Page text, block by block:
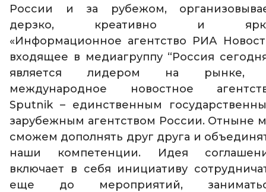
России и за рубежом,
дерзко, креативно и
«Информационное агентство РИА
входящее в медиагруппу “Россия
является лидером на рынке,
международное новостное
Sputnik – единственным
зарубежным агентством России. Отныне
сможем дополнять друг друга и
наши компетенции. Идея
включает в себя инициативу
еще до мероприятий,